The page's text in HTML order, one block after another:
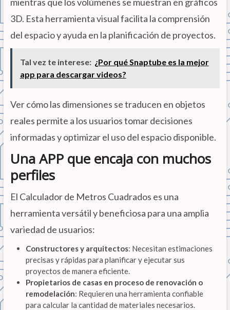
3D. Esta herramienta visual facilita la comprensión
del espacio y ayuda en la planificación de proyectos.
Tal vez te interese: ¿Por qué Snaptube es la mejor
app para descargar videos?
Ver cómo las dimensiones se traducen en objetos
reales permite a los usuarios tomar decisiones
informadas y optimizar el uso del espacio disponible.
Una APP que encaja con muchos
perfiles
El Calculador de Metros Cuadrados es una
herramienta versátil y beneficiosa para una amplia
variedad de usuarios:
Constructores y arquitectos: Necesitan estimaciones
precisas y rápidas para planificar y ejecutar sus
proyectos de manera eficiente.
Propietarios de casas en proceso de renovación o
remodelación: Requieren una herramienta confiable
para calcular la cantidad de materiales necesarios.